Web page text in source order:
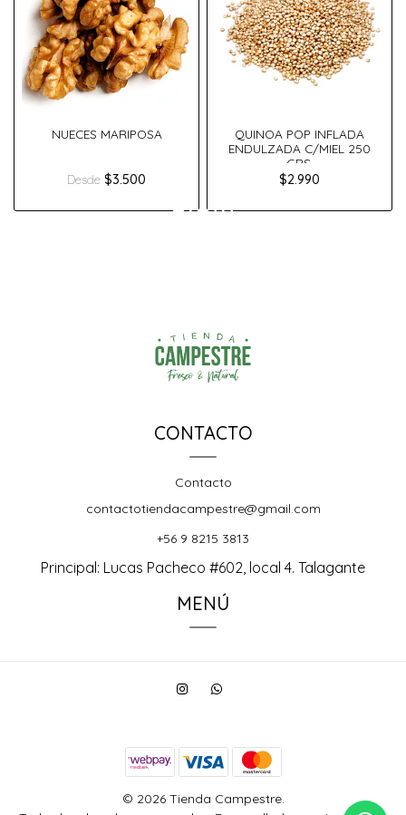
NUECES MARIPOSA
Desde $3.500
QUINOA POP INFLADA
ENDULZADA C/MIEL 250
GRS.
$2.990
CONTACTO
Contacto
contactotiendacampestre@gmail.com
+56 9 8215 3813
Principal: Lucas Pacheco #602, local 4. Talagante
MENÚ
© 2026 Tienda Campestre.